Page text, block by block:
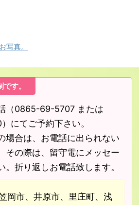
写真。
す。
（0865-69-5707 または
にてご予約下さい。
場合は、お電話に出られない
その際は、留守電にメッセー
。折り返しお電話致します。
岡市、井原市、里庄町、浅